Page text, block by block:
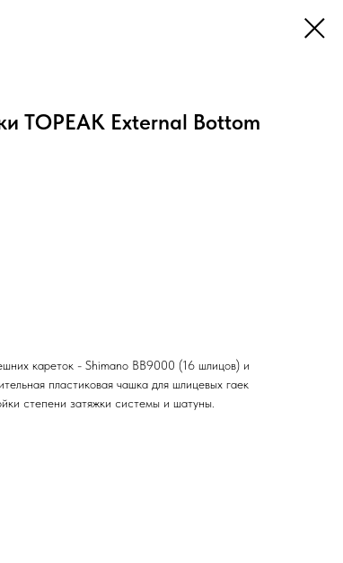
TOPEAK External Bottom
кареток - Shimano BB9000 (16 шлицов) и
пластиковая чашка для шлицевых гаек
степени затяжки системы и шатуны.